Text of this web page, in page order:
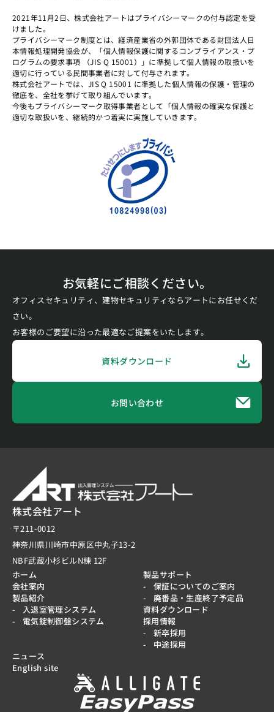
2021年11月2日、株式会社アートはプライバシーマークの付与認定を受
けました。
プライバシーマーク制度とは、経済産業省の外郭団体である財団法人日
本情報処理開発協会が、「個人情報保護に関するコンプライアンス・プ
ログラムの要求事項 （JIS Q 15001）」に準拠して個人情報の取扱いを
適切に行っている民間事業者に対して付与されます。
株式会社アートでは、JIS Q 15001 に準拠した個人情報の保護・管理の
徹底を、全社を挙げて取り組んでいます。
今後もプライバシーマーク取得事業者として「個人情報の確実な保護と
適切な取扱いを、継続的かつ着実に実施していきます。
お気軽にご相談ください。
オフィスセキュリティ、建物セキュリティならアートにお任せくだ
さい。
お客様のご要望に沿った最適なご提案をいたします。
資料ダウンロード
お問い合わせ
株式会社アート
〒211-0012
神奈川県川崎市中原区中丸子13-2
NBF武蔵小杉ビルN棟 12F
ホーム
会社案内
製品紹介
入退室管理システム
電気錠制御盤システム
製品サポート
保証についてのご案内
廃番品・生産終了予定品
資料ダウンロード
採用情報
新卒採用
中途採用
ニュース
English site